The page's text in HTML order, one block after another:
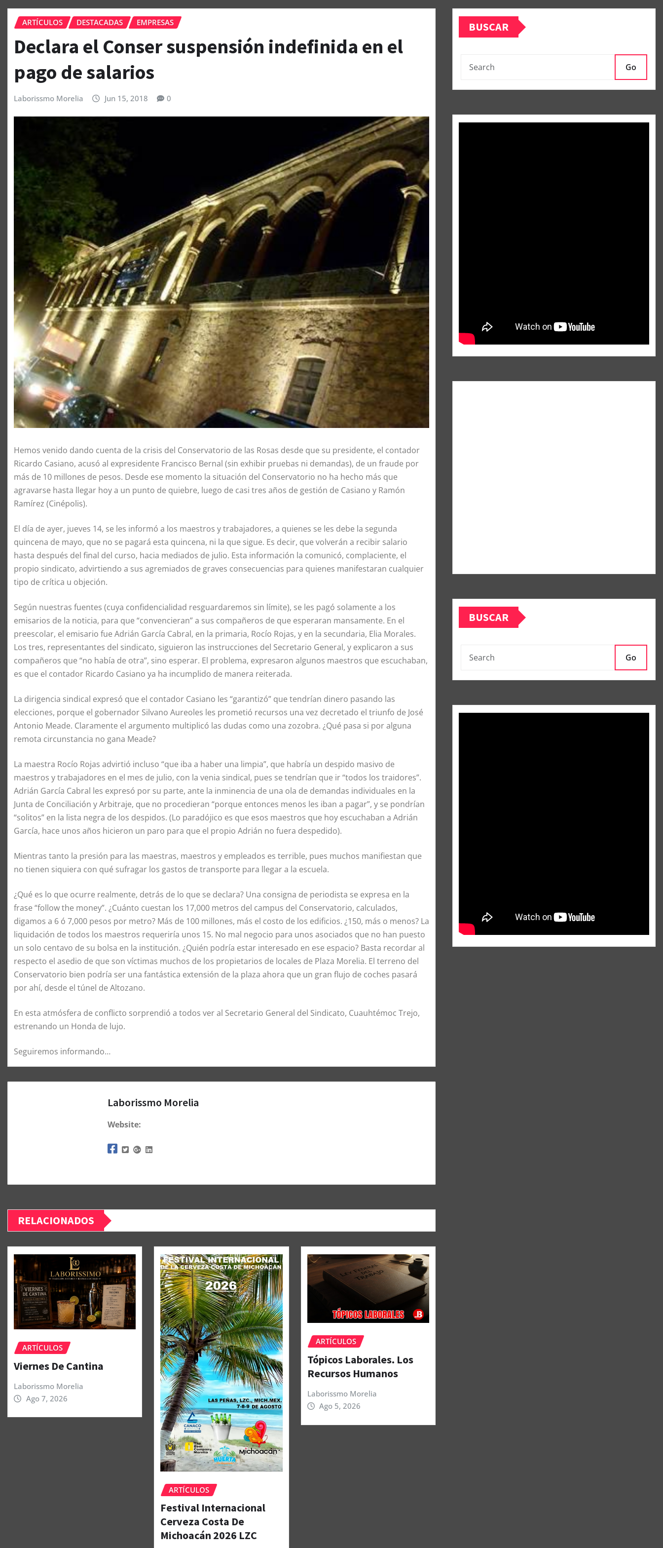
ARTÍCULOS DESTACADAS EMPRESAS
Declara el Conser suspensión indefinida en el
pago de salarios
Laborissmo Morelia Jun 15, 2018 0
Hemos venido dando cuenta de la crisis del Conservatorio de las Rosas desde que su presidente, el contador
Ricardo Casiano, acusó al expresidente Francisco Bernal (sin exhibir pruebas ni demandas), de un fraude por
más de 10 millones de pesos. Desde ese momento la situación del Conservatorio no ha hecho más que
agravarse hasta llegar hoy a un punto de quiebre, luego de casi tres años de gestión de Casiano y Ramón
Ramírez (Cinépolis).
El día de ayer, jueves 14, se les informó a los maestros y trabajadores, a quienes se les debe la segunda
quincena de mayo, que no se pagará esta quincena, ni la que sigue. Es decir, que volverán a recibir salario
hasta después del final del curso, hacia mediados de julio. Esta información la comunicó, complaciente, el
propio sindicato, advirtiendo a sus agremiados de graves consecuencias para quienes manifestaran cualquier
tipo de crítica u objeción.
Según nuestras fuentes (cuya confidencialidad resguardaremos sin límite), se les pagó solamente a los
emisarios de la noticia, para que “convencieran” a sus compañeros de que esperaran mansamente. En el
preescolar, el emisario fue Adrián García Cabral, en la primaria, Rocío Rojas, y en la secundaria, Elia Morales.
Los tres, representantes del sindicato, siguieron las instrucciones del Secretario General, y explicaron a sus
compañeros que “no había de otra”, sino esperar. El problema, expresaron algunos maestros que escuchaban,
es que el contador Ricardo Casiano ya ha incumplido de manera reiterada.
La dirigencia sindical expresó que el contador Casiano les “garantizó” que tendrían dinero pasando las
elecciones, porque el gobernador Silvano Aureoles les prometió recursos una vez decretado el triunfo de José
Antonio Meade. Claramente el argumento multiplicó las dudas como una zozobra. ¿Qué pasa si por alguna
remota circunstancia no gana Meade?
La maestra Rocío Rojas advirtió incluso “que iba a haber una limpia”, que habría un despido masivo de
maestros y trabajadores en el mes de julio, con la venia sindical, pues se tendrían que ir “todos los traidores”.
Adrián García Cabral les expresó por su parte, ante la inminencia de una ola de demandas individuales en la
Junta de Conciliación y Arbitraje, que no procedieran “porque entonces menos les iban a pagar”, y se pondrían
“solitos” en la lista negra de los despidos. (Lo paradójico es que esos maestros que hoy escuchaban a Adrián
García, hace unos años hicieron un paro para que el propio Adrián no fuera despedido).
Mientras tanto la presión para las maestras, maestros y empleados es terrible, pues muchos manifiestan que
no tienen siquiera con qué sufragar los gastos de transporte para llegar a la escuela.
¿Qué es lo que ocurre realmente, detrás de lo que se declara? Una consigna de periodista se expresa en la
frase “follow the money”. ¿Cuánto cuestan los 17,000 metros del campus del Conservatorio, calculados,
digamos a 6 ó 7,000 pesos por metro? Más de 100 millones, más el costo de los edificios. ¿150, más o menos? La
liquidación de todos los maestros requeriría unos 15. No mal negocio para unos asociados que no han puesto
un solo centavo de su bolsa en la institución. ¿Quién podría estar interesado en ese espacio? Basta recordar al
respecto el asedio de que son víctimas muchos de los propietarios de locales de Plaza Morelia. El terreno del
Conservatorio bien podría ser una fantástica extensión de la plaza ahora que un gran flujo de coches pasará
por ahí, desde el túnel de Altozano.
En esta atmósfera de conflicto sorprendió a todos ver al Secretario General del Sindicato, Cuauhtémoc Trejo,
estrenando un Honda de lujo.
Seguiremos informando…
Laborissmo Morelia
Website:
RELACIONADOS
ARTÍCULOS
Viernes De Cantina
Laborissmo Morelia
Ago 7, 2026
ARTÍCULOS
Festival Internacional
Cerveza Costa De
Michoacán 2026 LZC
ARTÍCULOS
Tópicos Laborales. Los
Recursos Humanos
Laborissmo Morelia
Ago 5, 2026
BUSCAR
Go
BUSCAR
Go